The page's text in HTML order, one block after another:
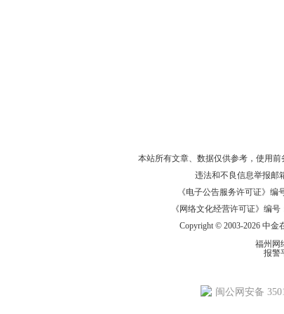
本站所有文章、数据仅供参考，使用前
违法和不良信息举报邮
《电子公告服务许可证》编
《网络文化经营许可证》编
Copyright © 2003-2026 中金
福州网
报警
闽公网安备